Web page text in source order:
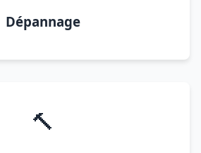
Dépannage
🔨